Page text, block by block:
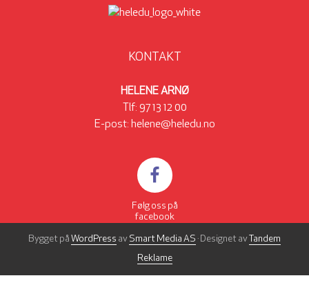
KONTAKT
HELENE ARNØ
Tlf: 97 13 12 00
E-post: helene@heledu.no
Følg oss på
facebook
Bygget på WordPress av Smart Media AS · Designet av Tandem
Reklame